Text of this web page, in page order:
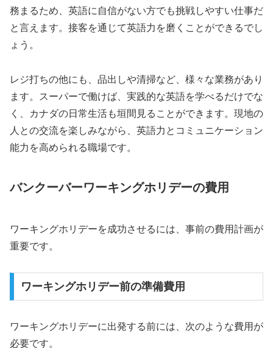
務まるため、英語に自信がない方でも挑戦しやすい仕事だ
と言えます。接客を通じて英語力を磨くことができるでし
ょう。
レジ打ちの他にも、品出しや清掃など、様々な業務があり
ます。スーパーで働けば、実践的な英語を学べるだけでな
く、カナダの日常生活も垣間見ることができます。現地の
人との交流を楽しみながら、英語力とコミュニケーション
能力を高められる職場です。
バンクーバーワーキングホリデーの費用
ワーキングホリデーを成功させるには、事前の費用計画が
重要です。
ワーキングホリデー前の準備費用
ワーキングホリデーに出発する前には、次のような費用が
必要です。